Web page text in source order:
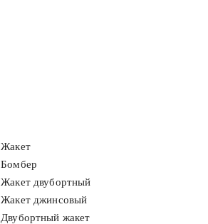
Жакет
Бомбер
Жакет двубортный
Жакет джинсовый
Двубортный жакет